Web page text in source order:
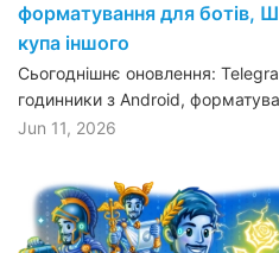
форматування для ботів,
купа іншого
Сьогоднішнє оновлення:
годинники з Android,
Jun 11, 2026